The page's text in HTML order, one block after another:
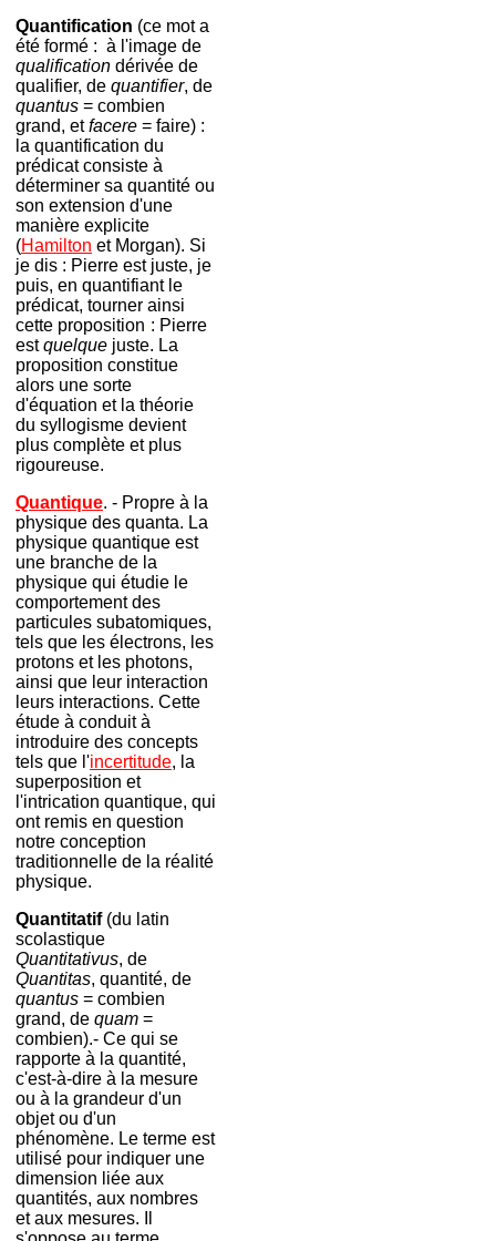
Quantification (ce mot a
été formé : à l'image de
qualification dérivée de
qualifier, de quantifier, de
quantus = combien
grand, etfacere = faire) :
la quantification du
prédicat consiste à
déterminer sa quantité ou
son extension d'une
manière explicite
(Hamilton et Morgan). Si
je dis : Pierre est juste, je
puis, en quantifiant le
prédicat, tourner ainsi
cette proposition-: Pierre
estquelque juste. La
proposition constitue
alors une sorte
d'équation et la théorie
du syllogisme devient
plus complète et plus
rigoureuse.
Quantique. - Propre à la
physique des quanta. La
physique quantique est
une branche de la
physique qui étudie le
comportement des
particules subatomiques,
tels que les électrons, les
protons et les photons,
ainsi que leur interaction
leurs interactions. Cette
étude à conduit à
introduire des concepts
tels que l'incertitude, la
superposition et
l'intrication quantique, qui
ont remis en question
notre conception
traditionnelle de la réalité
physique.
Quantitatif(du latin
scolastique
Quantitativus, de
Quantitas, quantité, de
quantus = combien
grand, de quam =
combien).- Ce qui se
rapporte à la quantité,
c'est-à-dire à la mesure
ou à la grandeur d'un
objet ou d'un
phénomène. Le terme est
utilisé pour indiquer une
dimension liée aux
quantités, aux nombres
et aux mesures. Il